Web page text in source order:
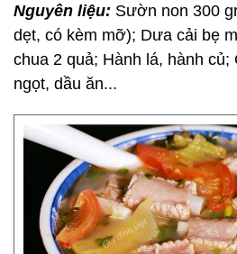
Nguyên liệu: Sườn non 300
dẹt, có kèm mỡ); Dưa cải bẹ
chua 2 quả; Hành lá, hành củ;
ngọt, dầu ăn...